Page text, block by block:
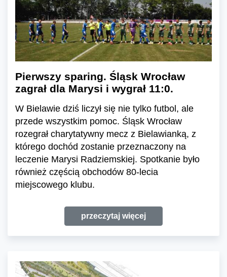
Pierwszy sparing. Śląsk Wrocław
zagrał dla Marysi i wygrał 11:0.
W Bielawie dziś liczył się nie tylko futbol, ale
przede wszystkim pomoc. Śląsk Wrocław
rozegrał charytatywny mecz z Bielawianką, z
którego dochód zostanie przeznaczony na
leczenie Marysi Radziemskiej. Spotkanie było
również częścią obchodów 80-lecia
miejscowego klubu.
przeczytaj więcej